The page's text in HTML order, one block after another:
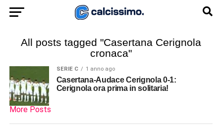
All posts tagged "Casertana Cerignola
cronaca"
SERIE C 1 anno ago
Casertana-Audace Cerignola 0-1:
Cerignola ora prima in solitaria!
More Posts